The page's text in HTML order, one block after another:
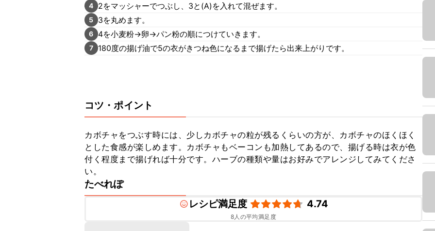
4 2をマッシャーでつぶし、3と(A)を入れて混ぜます。
5 3を丸めます。
6 4を小麦粉→卵→パン粉の順につけていきます。
7 180度の揚げ油で5の衣がきつね色になるまで揚げたら出来上がりです。
コツ・ポイント
カボチャをつぶす時には、少しカボチャの粒が残るくらいの方が、カボチャのほくほく
とした食感が楽しめます。カボチャもベーコンも加熱してあるので、揚げる時は衣が色
付く程度まで揚げれば十分です。ハーブの種類や量はお好みでアレンジしてみてくださ
い。
たべれぽ
レシピ満足度
4.74
8人の平均満足度